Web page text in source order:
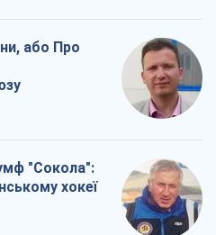
або Про
"Сокола":
хокеї